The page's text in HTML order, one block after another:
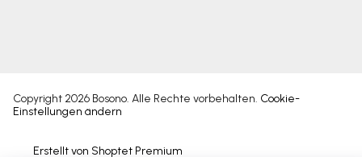
Erstellt von Shoptet Premium
Copyright 2026 Bosono. Alle Rechte vorbehalten. Cookie-
Einstellungen ändern